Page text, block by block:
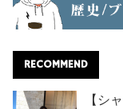
RECOMMEND
【シ